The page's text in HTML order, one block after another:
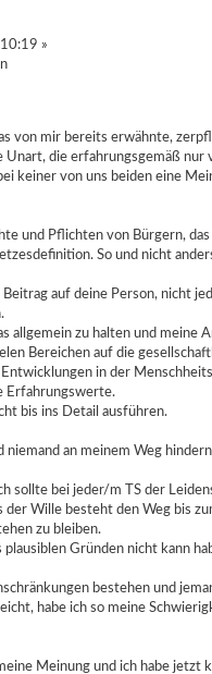
»
von mir bereits erwähnte,
Unart, die erfahrungsgemäß nur
keiner von uns beiden eine
und Pflichten von Bürgern,
So und nicht
auf deine Person, nicht
allgemein zu halten und meine
Bereichen auf die
in der
Erfahrungswerte.
bis ins Detail ausführen.
niemand an meinem Weg
sollte bei jeder/m TS der
der Wille besteht den Weg bis
zu bleiben.
plausiblen Gründen nicht kann
bestehen und
habe ich so meine
Meinung und ich habe jetzt